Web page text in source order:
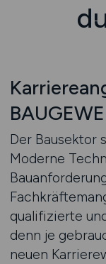
Der Bausektor
Moderne
qualifizierte
denn je
neuen